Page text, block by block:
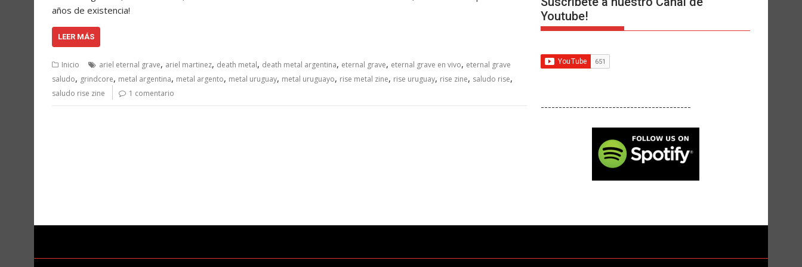
años de existencia!
LEER MÁS
Inicio ariel eternal grave, ariel martinez, death metal, death metal argentina, eternal grave, eternal grave en vivo, eternal grave
saludo, grindcore, metal argentina, metal argento, metal uruguay, metal uruguayo, rise metal zine, rise uruguay, rise zine, saludo rise,
saludo rise zine 1 comentario
Youtube!
------------------------------------------